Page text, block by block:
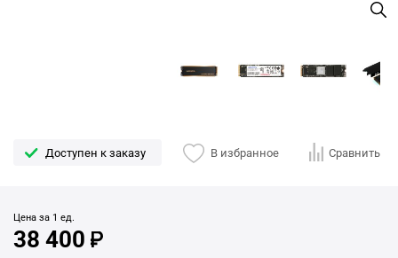
Доступен к заказу В избранное Сравнить
Цена за 1 ед.
38 400